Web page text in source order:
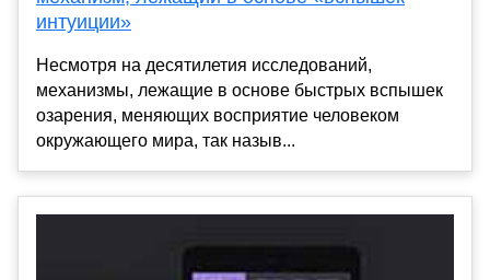
интуиции»
Несмотря на десятилетия исследований,
механизмы, лежащие в основе быстрых вспышек
озарения, меняющих восприятие человеком
окружающего мира, так назыв...